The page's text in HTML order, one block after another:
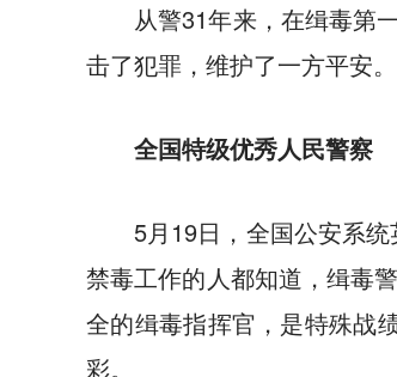
从警31年来，在缉毒第
击了犯罪，维护了一方平安。
全国特级优秀人民警察
5月19日，全国公安系
禁毒工作的人都知道，缉毒
全的缉毒指挥官，是特殊战
彩。